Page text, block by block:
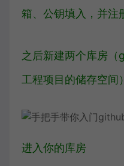
箱、公钥填入，并注
之后新建两个库房
工程项目的储存空间
进入你的库房